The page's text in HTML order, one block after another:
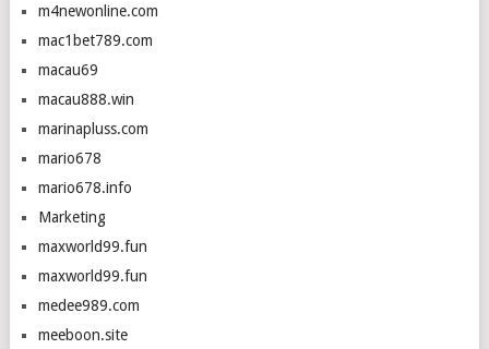
m4newonline.com
mac1bet789.com
macau69
macau888.win
marinapluss.com
mario678
mario678.info
Marketing
maxworld99.fun
maxworld99.fun
medee989.com
meeboon.site